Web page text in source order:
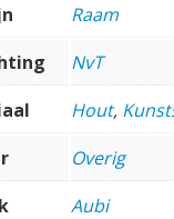
Raam
NvT
Hout,
Overig
Aubi